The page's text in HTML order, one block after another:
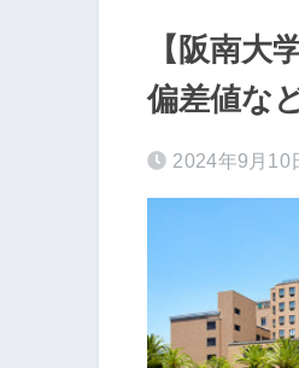
【阪南大
偏差値な
2024年9月10